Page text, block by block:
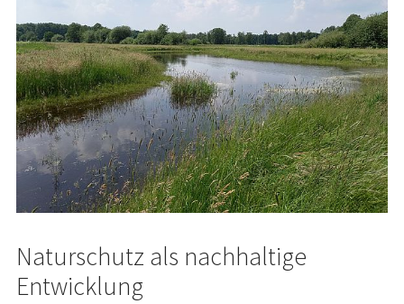
Naturschutz als nachhaltige
Entwicklung